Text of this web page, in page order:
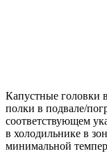
Капустные головки
полки в подвале/
соответствующем
в холодильнике в
минимальной